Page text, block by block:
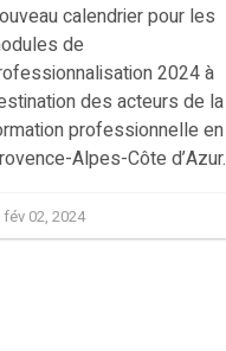
calendrier pour les
de
2024 à
des acteurs de la
professionnelle en
Alpes-Côte d’Azur.
fév 02, 2024